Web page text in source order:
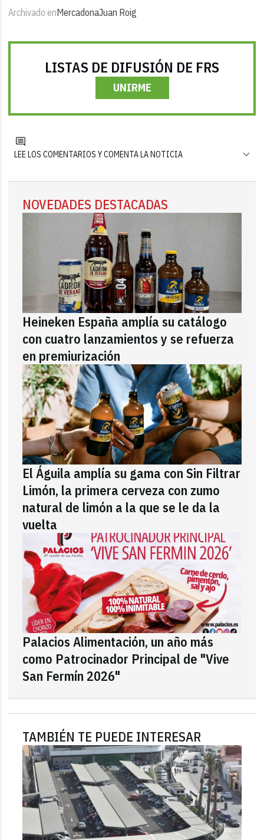
Archivado enMercadonaJuan Roig
LISTAS DE DIFUSIÓN DE FRS
UNIRME
LEE LOS COMENTARIOS Y COMENTA LA NOTICIA
NOVEDADES DESTACADAS
Heineken España amplía su catálogo
con cuatro lanzamientos y se refuerza
en premiurización
El Águila amplía su gama con Sin Filtrar
Limón, la primera cerveza con zumo
natural de limón a la que se le da la
vuelta
Palacios Alimentación, un año más
como Patrocinador Principal de "Vive
San Fermín 2026"
TAMBIÉN TE PUEDE INTERESAR